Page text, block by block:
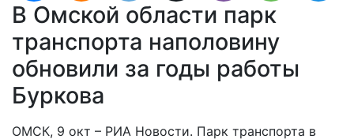
В Омской области парк
транспорта наполовину
обновили за годы работы
Буркова
ОМСК, 9 окт – РИА Новости. Парк транспорта в